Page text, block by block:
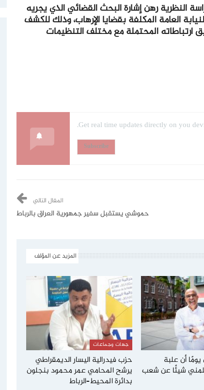
النظرية رهن إشارة البحث القضائي الذي يجريه
العامة المكلفة بقضايا الإرهاب، وذلك للكشف
ارتباطاته المحتملة مع مختلف التنظيمات
Get real time updates directly on you
Subscribe
المقال التالي
حموشي يستقبل سفير جمهورية العراق بالرباط
المزيد عن المؤلف
أن علبة
شيئًا عن شعب
جهات وجماعات
حزب فيدرالية اليسار الديمقراطي
يرشح المحامي عمر محمود بنجلون
بدائرة المحيط–الرباط